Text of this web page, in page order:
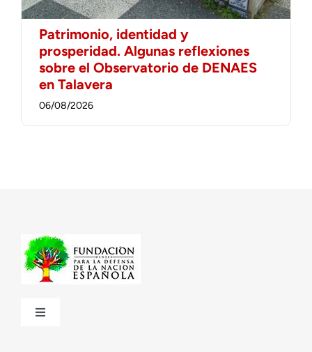
Patrimonio, identidad y
prosperidad. Algunas reflexiones
sobre el Observatorio de DENAES
en Talavera
06/08/2026
Toggle